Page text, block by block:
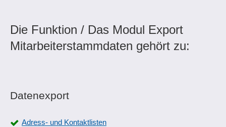
Die Funktion / Das Modul Export
Mitarbeiterstammdaten gehört zu:
Datenexport
Adress- und Kontaktlisten